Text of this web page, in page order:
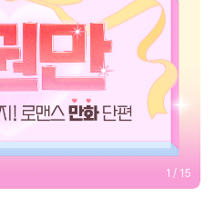
2 / 15